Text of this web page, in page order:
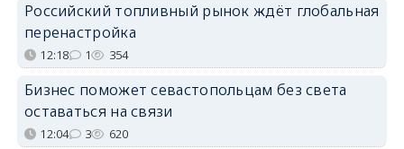
Российский топливный рынок ждёт глобальная
перенастройка
12:18 1 354
Бизнес поможет севастопольцам без света
оставаться на связи
12:04 3 620